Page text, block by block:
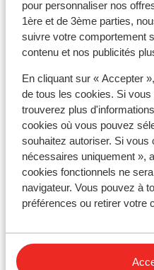
pour personnaliser nos
1ère et de 3ème parties,
suivre votre comportement
contenu et nos publicités
En cliquant sur « Accepter
de tous les cookies. Si
trouverez plus
cookies où vous pouvez
souhaitez autoriser. Si vous
nécessaires uniquement »,
cookies fonctionnels ne
navigateur. Vous pouvez à
préférences ou retirer votre
Vous devez être en
d’une carte d’identité en
documents de voyage
Pour plus d'informations :
https://
voyageurs/
Guide touristique
Dans la région de la Sicile,
Giardini Naxos, un guide
région de Cefalù, un
Dans la région de
présent. Vous serez pris